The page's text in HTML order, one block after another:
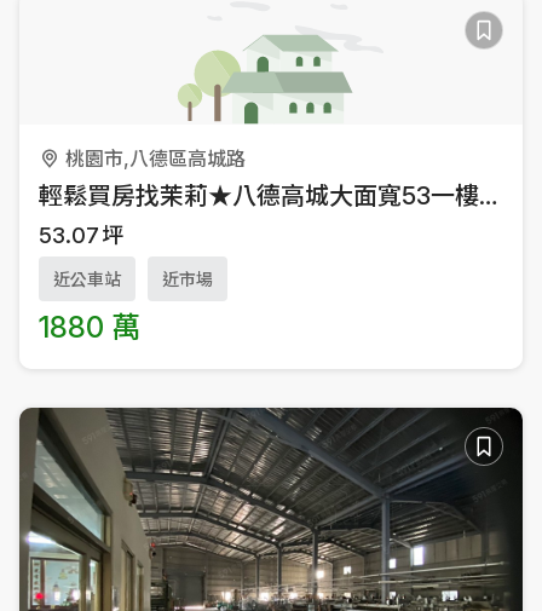
桃園市,八德區高城路
輕鬆買房找茉莉★八德高城大面寬53一樓廠辦
53.07坪
近公車站 近市場
1880 萬